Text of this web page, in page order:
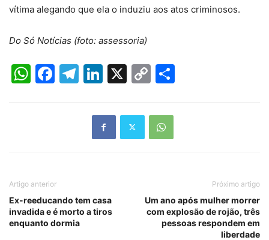
vítima alegando que ela o induziu aos atos criminosos.
Do Só Notícias (foto: assessoria)
WhatsApp
Facebook
Telegram
LinkedIn
X
Copy
Artigo anterior
Ex-reeducando tem casa
invadida e é morto a tiros
enquanto dormia
Próximo artigo
Um ano após mulher morrer
com explosão de rojão, três
pessoas respondem em
liberdade